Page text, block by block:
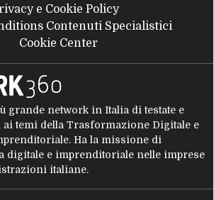
e Cookie Policy
Contenuti Specialistici
Cookie Center
grande network in Italia di testate e
ai temi della Trasformazione Digitale e
Ha la missione di
digitale e imprenditoriale nelle imprese
italiane.